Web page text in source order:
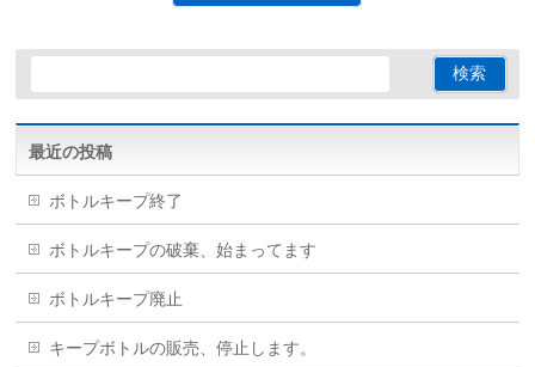
最近の投稿
ボトルキープ終了
ボトルキープの破棄、始まってます
ボトルキープ廃止
キープボトルの販売、停止します。